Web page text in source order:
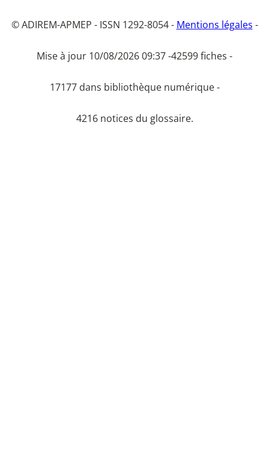
© ADIREM-APMEP - ISSN 1292-8054 - Mentions légales -
Mise à jour 10/08/2026 09:37 -42599 fiches -
17177 dans bibliothèque numérique -
4216 notices du glossaire.